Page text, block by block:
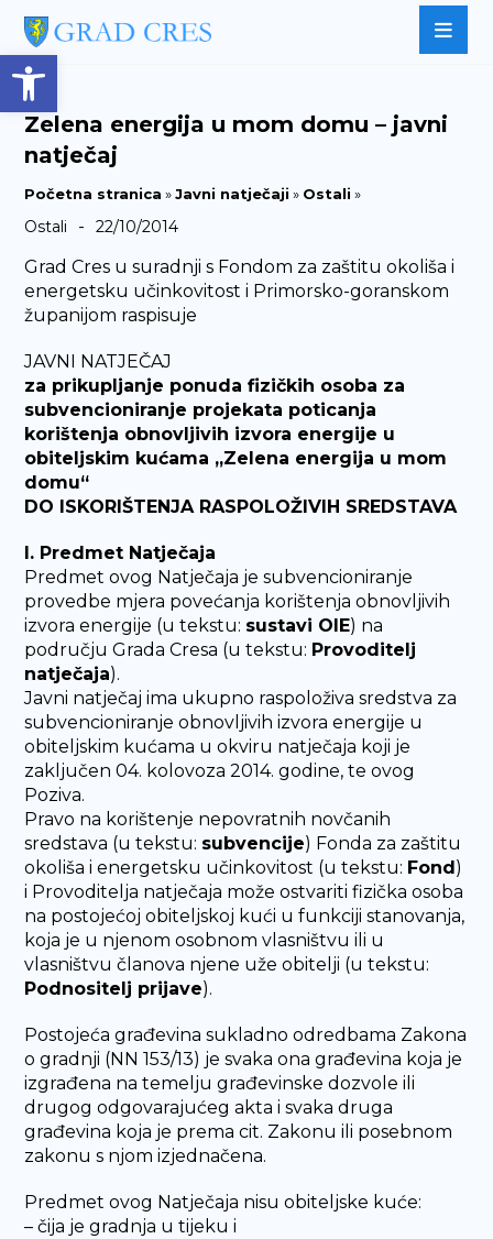
Open toolbar
Zelena energija u mom domu – javni
natječaj
Početna stranica »Javni natječaji » Ostali »
Ostali - 22/10/2014
Grad Cres u suradnji s Fondom za zaštitu okoliša i
energetsku učinkovitost i Primorsko-goranskom
županijom raspisuje
JAVNI NATJEČAJ
za prikupljanje ponuda fizičkih osoba za
subvencioniranje projekata poticanja
korištenja obnovljivih izvora energije u
obiteljskim kućama „Zelena energija u mom
domu“
DO ISKORIŠTENJA RASPOLOŽIVIH SREDSTAVA
I. Predmet Natječaja
Predmet ovog Natječaja je subvencioniranje
provedbe mjera povećanja korištenja obnovljivih
izvora energije (u tekstu: sustavi OIE) na
području Grada Cresa (u tekstu: Provoditelj
natječaja).
Javni natječaj ima ukupno raspoloživa sredstva za
subvencioniranje obnovljivih izvora energije u
obiteljskim kućama u okviru natječaja koji je
zaključen 04. kolovoza 2014. godine, te ovog
Poziva.
Pravo na korištenje nepovratnih novčanih
sredstava (u tekstu: subvencije) Fonda za zaštitu
okoliša i energetsku učinkovitost (u tekstu: Fond)
i Provoditelja natječaja može ostvariti fizička osoba
na postojećoj obiteljskoj kući u funkciji stanovanja,
koja je u njenom osobnom vlasništvu ili u
vlasništvu članova njene uže obitelji (u tekstu:
Podnositelj prijave).
Postojeća građevina sukladno odredbama Zakona
o gradnji (NN 153/13) je svaka ona građevina koja je
izgrađena na temelju građevinske dozvole ili
drugog odgovarajućeg akta i svaka druga
građevina koja je prema cit. Zakonu ili posebnom
zakonu s njom izjednačena.
Predmet ovog Natječaja nisu obiteljske kuće:
– čija je gradnja u tijeku i